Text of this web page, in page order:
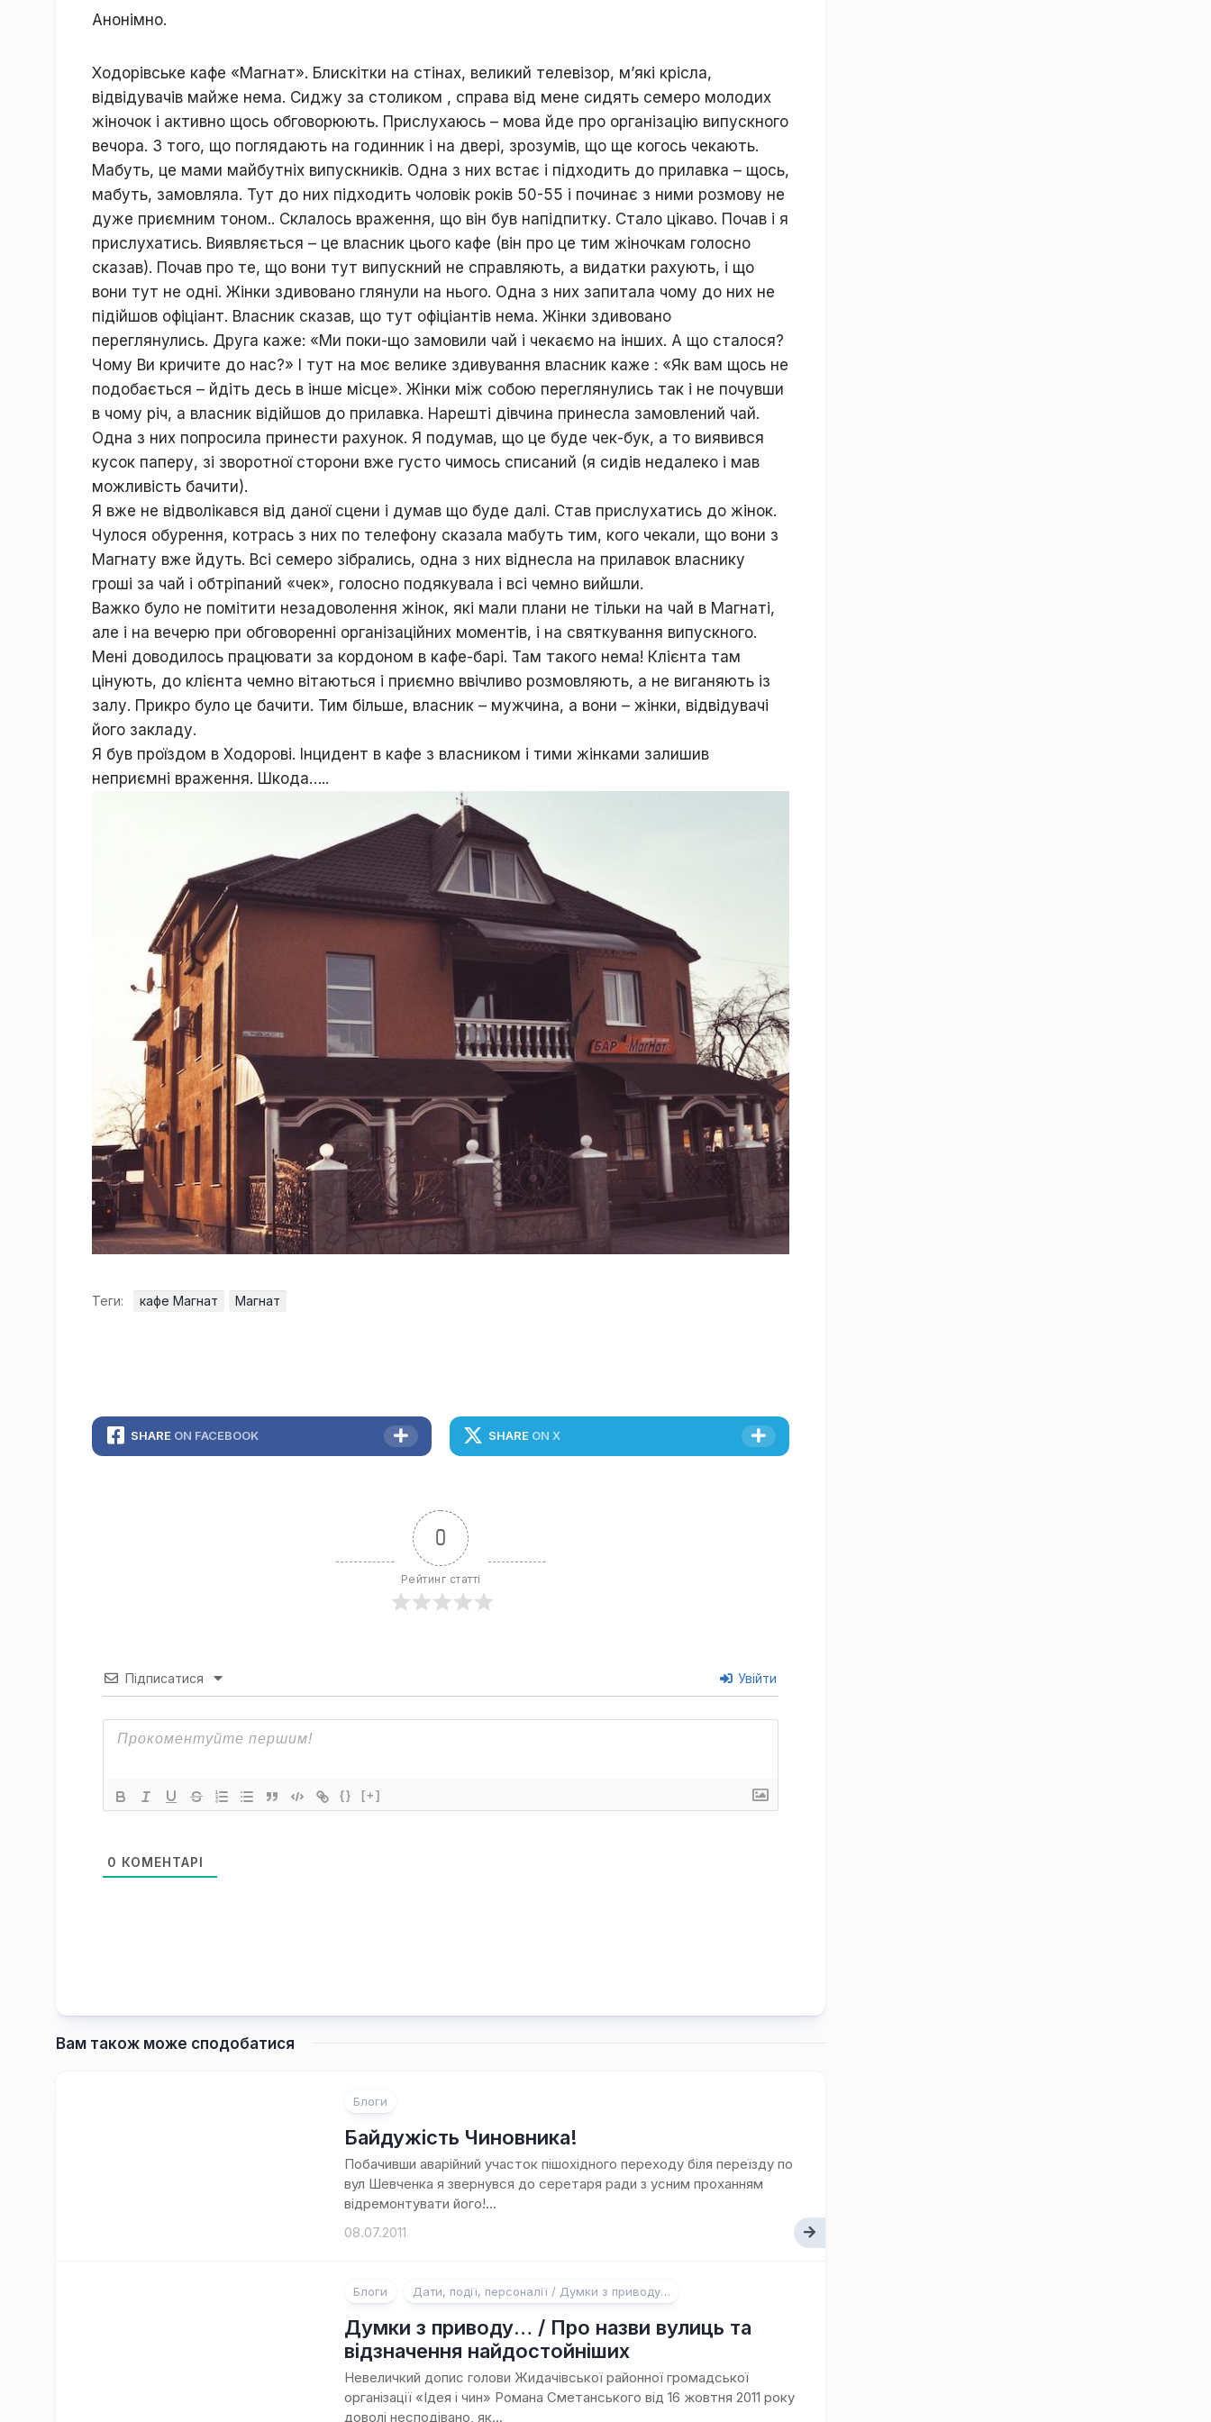
рідний
Ходорів’яни
в
Анонімно.
Ходорівське кафе «Магнат». Блискітки на стінах, великий телевізор, м’які крісла,
відвідувачів майже нема. Сиджу за столиком , справа від мене сидять семеро молодих
жіночок і активно щось обговорюють. Прислухаюсь – мова йде про організацію випускного
вечора. З того, що поглядають на годинник і на двері, зрозумів, що ще когось чекають.
Мабуть, це мами майбутніх випускників. Одна з них встає і підходить до прилавка – щось,
мабуть, замовляла. Тут до них підходить чоловік років 50-55 і починає з ними розмову не
дуже приємним тоном.. Склалось враження, що він був напідпитку. Стало цікаво. Почав і я
прислухатись. Виявляється – це власник цього кафе (він про це тим жіночкам голосно
сказав). Почав про те, що вони тут випускний не справляють, а видатки рахують, і що
вони тут не одні. Жінки здивовано глянули на нього. Одна з них запитала чому до них не
підійшов офіціант. Власник сказав, що тут офіціантів нема. Жінки здивовано
переглянулись. Друга каже: «Ми поки-що замовили чай і чекаємо на інших. А що сталося?
Чому Ви кричите до нас?» І тут на моє велике здивування власник каже : «Як вам щось не
подобається – йдіть десь в інше місце». Жінки між собою переглянулись так і не почувши
в чому річ, а власник відійшов до прилавка. Нарешті дівчина принесла замовлений чай.
Одна з них попросила принести рахунок. Я подумав, що це буде чек-бук, а то виявився
кусок паперу, зі зворотної сторони вже густо чимось списаний (я сидів недалеко і мав
можливість бачити).
Я вже не відволікався від даної сцени і думав що буде далі. Став прислухатись до жінок.
Чулося обурення, котрась з них по телефону сказала мабуть тим, кого чекали, що вони з
Магнату вже йдуть. Всі семеро зібрались, одна з них віднесла на прилавок власнику
гроші за чай і обтріпаний «чек», голосно подякувала і всі чемно вийшли.
Важко було не помітити незадоволення жінок, які мали плани не тільки на чай в Магнаті,
але і на вечерю при обговоренні організаційних моментів, і на святкування випускного.
Мені доводилось працювати за кордоном в кафе-барі. Там такого нема! Клієнта там
цінують, до клієнта чемно вітаються і приємно ввічливо розмовляють, а не виганяють із
залу. Прикро було це бачити. Тим більше, власник – мужчина, а вони – жінки, відвідувачі
його закладу.
Я був проїздом в Ходорові. Інцидент в кафе з власником і тими жінками залишив
неприємні враження. Шкода…..
Теги: кафе Магнат Магнат
SHARE ON FACEBOOK SHARE ON X
0
Рейтинг статті
Підписатися Увійти
{} [+]
0 КОМЕНТАРІ
Вам також може сподобатися
Блоги
Байдужість Чиновника!
Побачивши аварійний участок пішохідного переходу біля переїзду по
вул Шевченка я звернувся до серетаря ради з усним проханням
відремонтувати його!...
08.07.2011
Блоги Дати, події, персоналії / Думки з приводу…
Думки з приводу… / Про назви вулиць та
відзначення найдостойніших
Невеличкий допис голови Жидачівської районної громадської
організації «Ідея і чин» Романа Сметанського від 16 жовтня 2011 року
доволі несподівано, як...